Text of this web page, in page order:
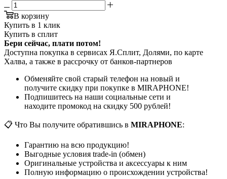
В корзину
Купить в 1 клик
Купить в сплит
Бери сейчас, плати потом!
Доступна покупка в сервисах Я.Сплит, Долями, по карте
Халва, а также в рассрочку от банков-партнеров
Обменяйте свой старый телефон на новый и
получите скидку при покупке в MIRAPHONE!
Подпишитесь на наши социальные сети и
находите промокод на скидку 500 рублей!
📋 Что Вы получите обратившись в MIRAPHONE:
Гарантию на всю продукцию!
Выгодные условия trade-in (обмен)
Оригинальные устройства и аксессуары к ним
Полную информацию о происхождении устройства!